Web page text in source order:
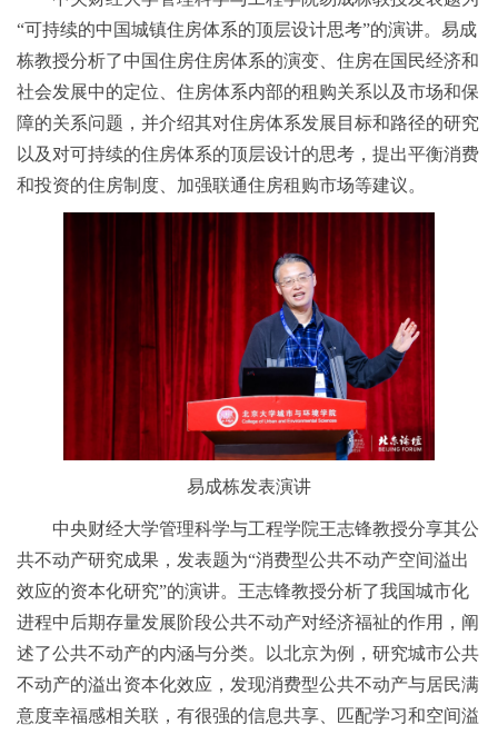
“可持续的中国城镇住房体系的顶层设计思考”的演讲。易成
栋教授分析了中国住房住房体系的演变、住房在国民经济和
社会发展中的定位、住房体系内部的租购关系以及市场和保
障的关系问题，并介绍其对住房体系发展目标和路径的研究
以及对可持续的住房体系的顶层设计的思考，提出平衡消费
和投资的住房制度、加强联通住房租购市场等建议。
易成栋发表演讲
中央财经大学管理科学与工程学院王志锋教授分享其公
共不动产研究成果，发表题为“消费型公共不动产空间溢出
效应的资本化研究”的演讲。王志锋教授分析了我国城市化
进程中后期存量发展阶段公共不动产对经济福祉的作用，阐
述了公共不动产的内涵与分类。以北京为例，研究城市公共
不动产的溢出资本化效应，发现消费型公共不动产与居民满
意度幸福感相关联，有很强的信息共享、匹配学习和空间溢